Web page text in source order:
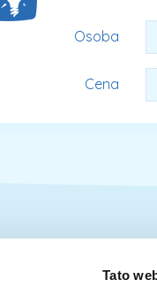
Tato
Osoba
Cena